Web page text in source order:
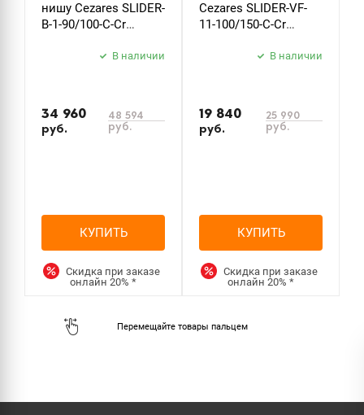
нишу Cezares SLIDER-
B-1-90/100-C-Cr
В наличии
34 960
руб.
48 594
руб.
КУПИТЬ
Скидка при заказе
онлайн20%*
Cezares SLIDER-VF-
11-100/150-C-Cr
В наличии
19 840
руб.
25 990
руб.
КУПИТЬ
Скидка при заказе
онлайн20%*